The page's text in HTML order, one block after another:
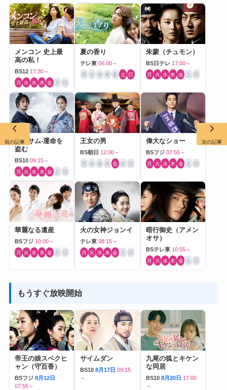
メンコン 史上最
高の私！
BS12 17:30～
月 火 水 木 金 土 日
夏の香り
テレ東 06:00～
月 火 水 木 金 土 日
朱蒙（チュモン）
BS日テレ 17:00～
月 火 水 木 金 土 日
ポッサム-運命を
盗む
BS10 09:15～
月 火 水 木 金 土 日
王女の男
BS朝日 12:00～
月 火 水 木 金 土 日
偉大なショー
BSフジ 07:55～
月 火 水 木 金 土 日
華麗なる遺産
BSフジ 10:00～
月 火 水 木 金 土 日
火の女神ジョンイ
テレ東 08:15～
月 火 水 木 金 土 日
暗行御史（アメン
オサ）
BSテレ東 10:55～
月 火 水 木 金 土 日
もうすぐ放映開始
帝王の娘スベクヒ
ャン（守百香）
BSフジ 8月12日
07:55～
サイムダン
BS10 8月17日 09:15
～
九尾の狐とキケン
な同居
BS10 8月20日 17:00
～
前の記事 次の記事